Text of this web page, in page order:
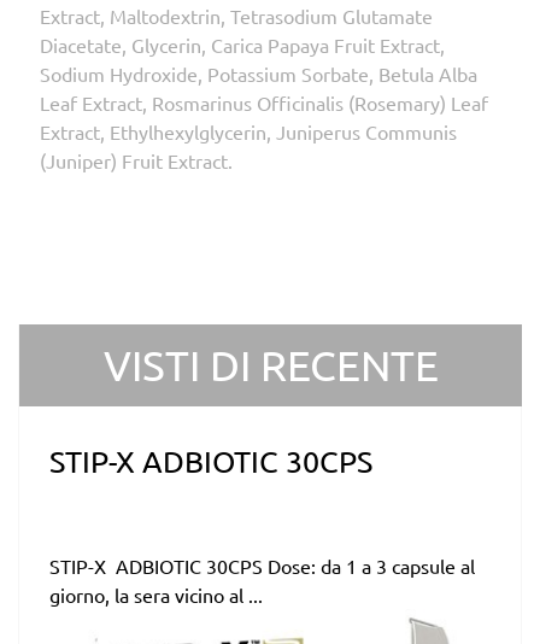
Extract, Maltodextrin, Tetrasodium Glutamate
Diacetate, Glycerin, Carica Papaya Fruit Extract,
Sodium Hydroxide, Potassium Sorbate, Betula Alba
Leaf Extract, Rosmarinus Officinalis (Rosemary) Leaf
Extract, Ethylhexylglycerin, Juniperus Communis
(Juniper) Fruit Extract.
VISTI DI RECENTE
STIP-X ADBIOTIC 30CPS
STIP-X ADBIOTIC 30CPS Dose: da 1 a 3 capsule al
giorno, la sera vicino al ...